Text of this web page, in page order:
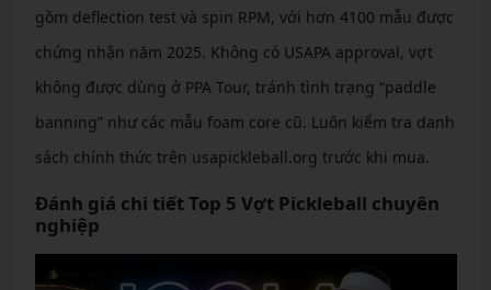
gồm deflection test và spin RPM, với hơn 4100 mẫu được
chứng nhận năm 2025. Không có USAPA approval, vợt
không được dùng ở PPA Tour, tránh tình trạng “paddle
banning” như các mẫu foam core cũ. Luôn kiểm tra danh
sách chính thức trên usapickleball.org trước khi mua.
Đánh giá chi tiết Top 5 Vợt Pickleball chuyên
nghiệp